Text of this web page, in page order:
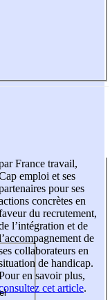
France travail,
emploi et ses
pour ses
concrètes en
du recrutement,
l’intégration et de
de
collaborateurs en
de handicap.
en savoir plus,
cet article.